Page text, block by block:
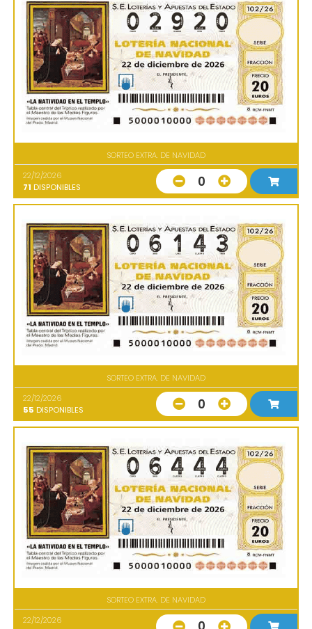
SORTEO EXTRA. DE NAVIDAD
22/12/2026
71 DISPONIBLES 0
SORTEO EXTRA. DE NAVIDAD
22/12/2026
55 DISPONIBLES 0
SORTEO EXTRA. DE NAVIDAD
22/12/2026